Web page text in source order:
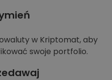
w Kriptomat, aby
swoje portfolio.